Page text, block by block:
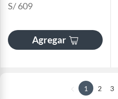
S/ 609
Agregar
1 2 3